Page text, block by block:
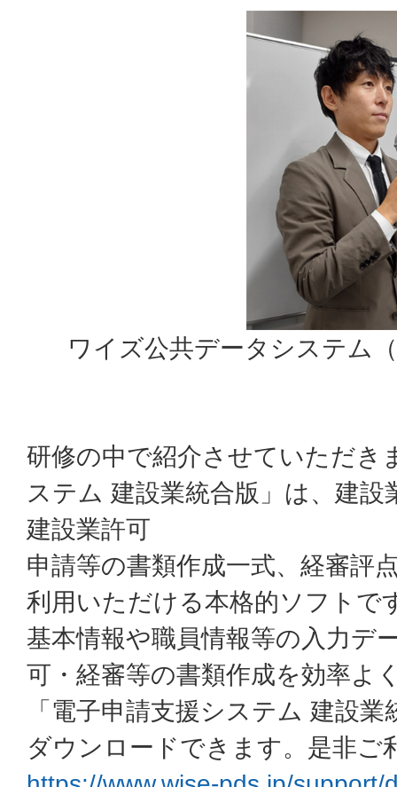
ワイズ公共データシステム
研修の中で紹介させていただき
ステム 建設業統合版」は、建
建設業許可
申請等の書類作成一式、経審評
利用いただける本格的ソフトで
基本情報や職員情報等の入力デ
可・経審等の書類作成を効率よ
「電子申請支援システム 建設
ダウンロードできます。是非ご